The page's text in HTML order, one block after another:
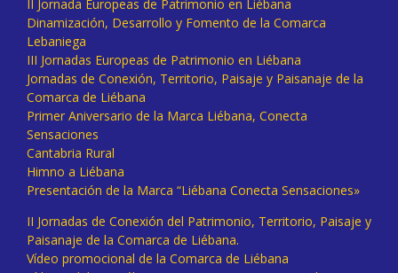
II Jornada Europeas de Patrimonio en Liébana
Dinamización, Desarrollo y Fomento de la Comarca
Lebaniega
III Jornadas Europeas de Patrimonio en Liébana
Jornadas de Conexión, Territorio, Paisaje y Paisanaje de la
Comarca de Liébana
Primer Aniversario de la Marca Liébana, Conecta
Sensaciones
Cantabria Rural
Himno a Liébana
Presentación de la Marca “Liébana Conecta Sensaciones»
II Jornadas de Conexión del Patrimonio, Territorio, Paisaje y
Paisanaje de la Comarca de Liébana.
Vídeo promocional de la Comarca de Liébana